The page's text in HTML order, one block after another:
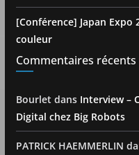
[Conférence] Japan Expo
couleur
Commentaires récents
Bourlet dans Interview –
Digital chez Big Robots
PATRICK HAEMMERLIN